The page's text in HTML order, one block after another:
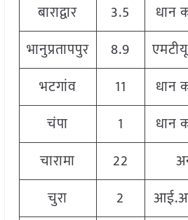
बाराद्वार
3.5 धान
भानुप्रतापपुर
8.9
भटगांव
11 धान
चंपा
1 धान
चारामा
22
चुरा
2